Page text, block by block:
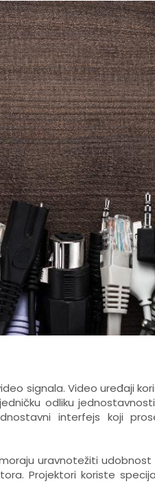
signala. Video uređaji
odliku
interfejs koji
uravnotežiti udobnost
Projektori koriste